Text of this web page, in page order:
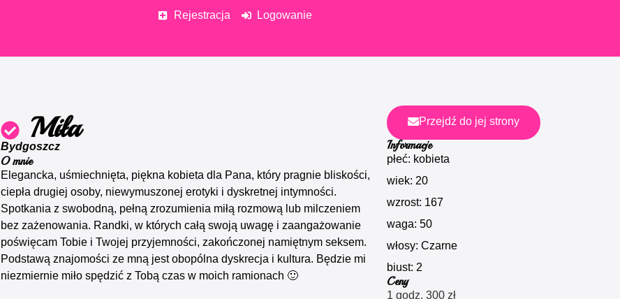
Rejestracja Logowanie
Miła
Bydgoszcz
O mnie
Elegancka, uśmiechnięta, piękna kobieta dla Pana, który pragnie bliskości,
ciepła drugiej osoby, niewymuszonej erotyki i dyskretnej intymności.
Spotkania z swobodną, pełną zrozumienia miłą rozmową lub milczeniem
bez zażenowania. Randki, w których całą swoją uwagę i zaangażowanie
poświęcam Tobie i Twojej przyjemności, zakończonej namiętnym seksem.
Podstawą znajomości ze mną jest obopólna dyskrecja i kultura. Będzie mi
niezmiernie miło spędzić z Tobą czas w moich ramionach 🙂
Przejdź do jej strony
Informacje
płeć: kobieta
wiek: 20
wzrost: 167
waga: 50
włosy: Czarne
biust: 2
Ceny
1 godz. 300 zł